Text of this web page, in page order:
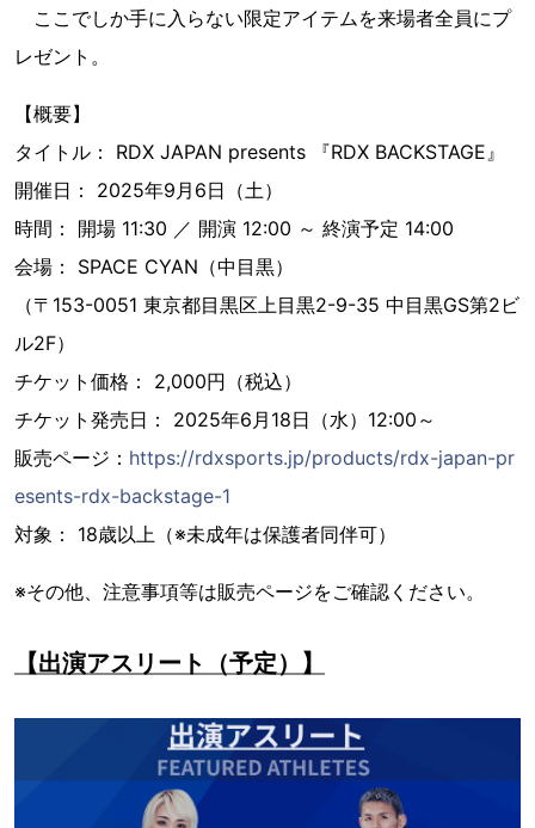
ここでしか手に入らない限定アイテムを来場者全員にプ
レゼント。
【概要】
タイトル： RDX JAPAN presents 『RDX BACKSTAGE』
開催日： 2025年9月6日（土）
時間： 開場 11:30 ／ 開演 12:00 ～ 終演予定 14:00
会場： SPACE CYAN（中目黒）
（〒153-0051 東京都目黒区上目黒2-9-35 中目黒GS第2ビ
ル2F）
チケット価格： 2,000円（税込）
チケット発売日： 2025年6月18日（水）12:00～
販売ページ： https://rdxsports.jp/products/rdx-japan-pr
esents-rdx-backstage-1
対象： 18歳以上（※未成年は保護者同伴可）
※その他、注意事項等は販売ページをご確認ください。
【出演アスリート（予定）】